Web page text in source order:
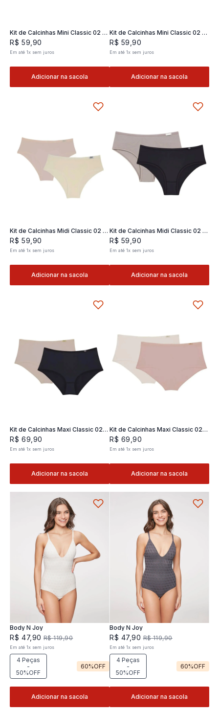
Kit de Calcinhas Mini Classic 02 -
2 und
R$ 59 90
Em até1x sem juros
Adicionar na sacola
Kit de Calcinhas Mini Classic 02 -
2 und
R$ 59 ,90
Em até 1x sem juros
Adicionar na sacola
Kit de Calcinhas Midi Classic 02 -
2 und
R$ 59 90
Em até1x sem juros
Adicionar na sacola
Kit de Calcinhas Midi Classic 02 -
2 und
R$ 59 ,90
Em até 1x sem juros
Adicionar na sacola
Kit de Calcinhas Maxi Classic 02 -
2 und
R$ 69 90
Em até1x sem juros
Adicionar na sacola
Kit de Calcinhas Maxi Classic 02 -
2 und
R$ 69 ,90
Em até 1x sem juros
Adicionar na sacola
Body N Joy
R$ 47,90 R$ 119,90
Em até1x sem juros
4 Peças
-
50%OFF
60%OFF
Adicionar na sacola
Body N Joy
R$ 47,90 R$ 119,90
Em até 1x sem juros
4 Peças
-
50%OFF
60%OFF
Adicionar na sacola